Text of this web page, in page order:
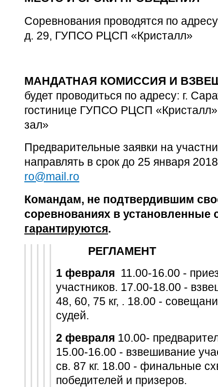
Соревнования проводятся по
д. 29, ГУПСО РЦСП «Кристалл»
МАНДАТНАЯ КОМИССИЯ И
будет проводиться по адресу: г.
гостинице ГУПСО РЦСП
зал»
Предварительные заявки на
направлять в срок до 25 января
ro@mail .ro
Командам, не подтвердившим
соревнованиях в
гарантируются.
РЕГЛАМЕНТ
1 февраля 11.00-16.00 -
участников. 17.00-18.00 -
48, 60, 75 кг, . 18.00 -
судей.
2 февраля 10.00-
15.00-16.00 - взвешивание
св. 87 кг. 18.00 - финальные
победителей и призеров.